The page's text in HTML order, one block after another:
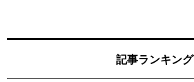
記事ランキング